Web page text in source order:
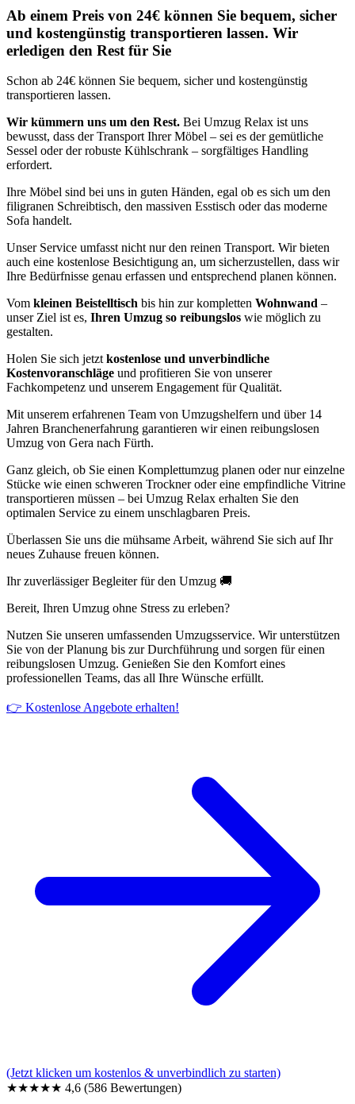
Ab einem Preis von 24€ können Sie bequem, sicher
und kostengünstig transportieren lassen. Wir
erledigen den Rest für Sie
Schon ab 24€ können Sie bequem, sicher und kostengünstig
transportieren lassen.
Wir kümmern uns um den Rest. Bei Umzug Relax ist uns
bewusst, dass der Transport Ihrer Möbel – sei es der gemütliche
Sessel oder der robuste Kühlschrank – sorgfältiges Handling
erfordert.
Ihre Möbel sind bei uns in guten Händen, egal ob es sich um den
filigranen Schreibtisch, den massiven Esstisch oder das moderne
Sofa handelt.
Unser Service umfasst nicht nur den reinen Transport. Wir bieten
auch eine kostenlose Besichtigung an, um sicherzustellen, dass wir
Ihre Bedürfnisse genau erfassen und entsprechend planen können.
Vom kleinen Beistelltisch bis hin zur kompletten Wohnwand –
unser Ziel ist es, Ihren Umzug so reibungslos wie möglich zu
gestalten.
Holen Sie sich jetzt kostenlose und unverbindliche
Kostenvoranschläge und profitieren Sie von unserer
Fachkompetenz und unserem Engagement für Qualität.
Mit unserem erfahrenen Team von Umzugshelfern und über 14
Jahren Branchenerfahrung garantieren wir einen reibungslosen
Umzug von Gera nach Fürth.
Ganz gleich, ob Sie einen Komplettumzug planen oder nur einzelne
Stücke wie einen schweren Trockner oder eine empfindliche Vitrine
transportieren müssen – bei Umzug Relax erhalten Sie den
optimalen Service zu einem unschlagbaren Preis.
Überlassen Sie uns die mühsame Arbeit, während Sie sich auf Ihr
neues Zuhause freuen können.
Ihr zuverlässiger Begleiter für den Umzug 🚚
Bereit, Ihren Umzug ohne Stress zu erleben?
Nutzen Sie unseren umfassenden Umzugsservice. Wir unterstützen
Sie von der Planung bis zur Durchführung und sorgen für einen
reibungslosen Umzug. Genießen Sie den Komfort eines
professionellen Teams, das all Ihre Wünsche erfüllt.
👉 Kostenlose Angebote erhalten!
(Jetzt klicken um kostenlos & unverbindlich zu starten)
★★★★★ 4,6 (586 Bewertungen)